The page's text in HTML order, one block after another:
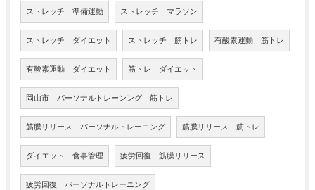
ストレッチ 準備運動 ストレッチ マラソン
ストレッチ ダイエット ストレッチ 筋トレ 有酸素運動 筋トレ
有酸素運動 ダイエット 筋トレ ダイエット
岡山市 パーソナルトレーンング 筋トレ
筋膜リリース パーソナルトレーニング 筋膜リリース 筋トレ
ダイエット 食事管理 疲労回復 筋膜リリース
疲労回復 パーソナルトレーニング